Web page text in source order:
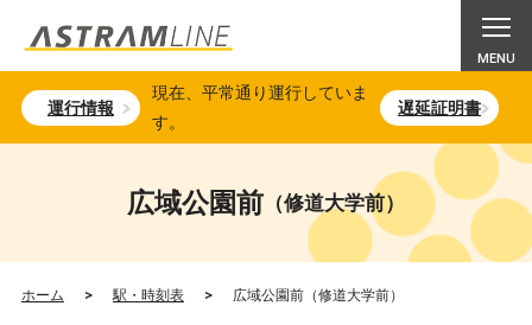
運行情報
現在、平常通り運行していま
す。
遅延証明書
広域公園前 （修道大学前）
ホーム > 駅・時刻表 > 広域公園前（修道大学前）